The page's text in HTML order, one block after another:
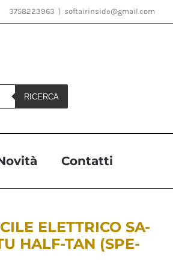
3758223963 softairinside@gmail.com
RICERCA
Contatti
ELETTRICO SA-
HALF-TAN (SPE-